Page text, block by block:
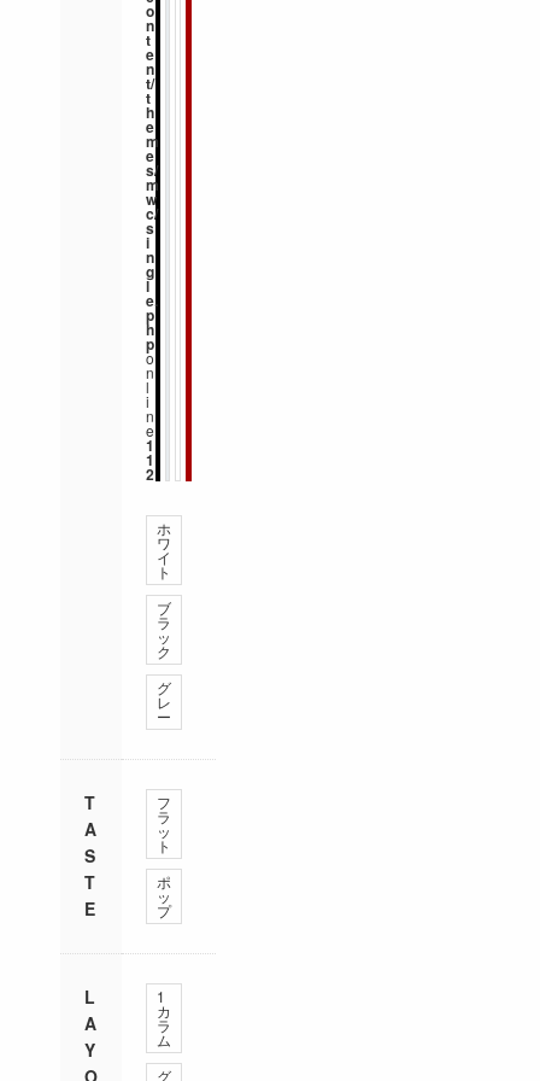
o
n
t
e
n
t/
t
h
e
m
e
s/
m
w
c/
s
i
n
g
l
e.
p
h
p
o
n
l
i
n
e
1
1
2
ホ
ワ
イ
ト
ブ
ラ
ッ
ク
グ
レ
ー
T
A
S
T
E
フ
ラ
ッ
ト
ポ
ッ
プ
L
A
Y
O
1
カ
ラ
ム
グ